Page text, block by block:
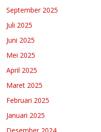
September 2025
Juli 2025
Juni 2025
Mei 2025
April 2025
Maret 2025
Februari 2025
Januari 2025